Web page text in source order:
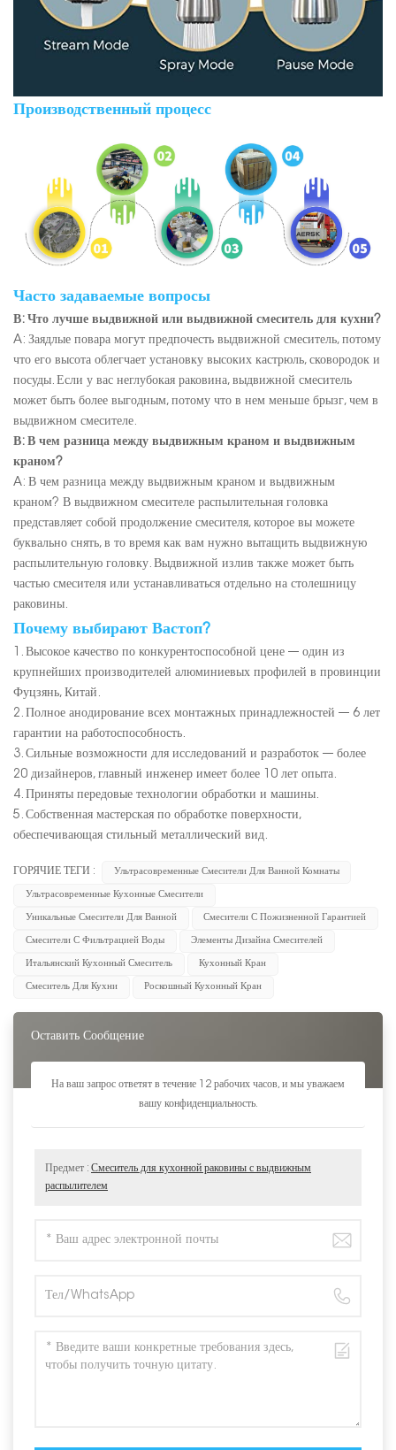
Производственный процесс
Часто задаваемые вопросы
В: Что лучше выдвижной или выдвижной смеситель для кухни?
A: Заядлые повара могут предпочесть выдвижной смеситель, потому
что его высота облегчает установку высоких кастрюль, сковородок и
посуды. Если у вас неглубокая раковина, выдвижной смеситель
может быть более выгодным, потому что в нем меньше брызг, чем в
выдвижном смесителе.
В: В чем разница между выдвижным краном и выдвижным
краном?
A: В чем разница между выдвижным краном и выдвижным
краном? В выдвижном смесителе распылительная головка
представляет собой продолжение смесителя, которое вы можете
буквально снять, в то время как вам нужно вытащить выдвижную
распылительную головку. Выдвижной излив также может быть
частью смесителя или устанавливаться отдельно на столешницу
раковины.
Почему выбирают Вастоп?
1. Высокое качество по конкурентоспособной цене --- один из
крупнейших производителей алюминиевых профилей в провинции
Фуцзянь, Китай.
2. Полное анодирование всех монтажных принадлежностей --- 6 лет
гарантии на работоспособность.
3. Сильные возможности для исследований и разработок --- более
20 дизайнеров, главный инженер имеет более 10 лет опыта.
4. Приняты передовые технологии обработки и машины.
5. Собственная мастерская по обработке поверхности,
обеспечивающая стильный металлический вид.
ГОРЯЧИЕ ТЕГИ : Ультрасовременные Смесители Для Ванной Комнаты
Ультрасовременные Кухонные Смесители
Уникальные Смесители Для Ванной Смесители С Пожизненной Гарантией
Смесители С Фильтрацией Воды Элементы Дизайна Смесителей
Итальянский Кухонный Смеситель Кухонный Кран
Смеситель Для Кухни Роскошный Кухонный Кран
Оставить Сообщение
На ваш запрос ответят в течение 12 рабочих часов, и мы уважаем
вашу конфиденциальность.
Предмет : Смеситель для кухонной раковины с выдвижным
распылителем